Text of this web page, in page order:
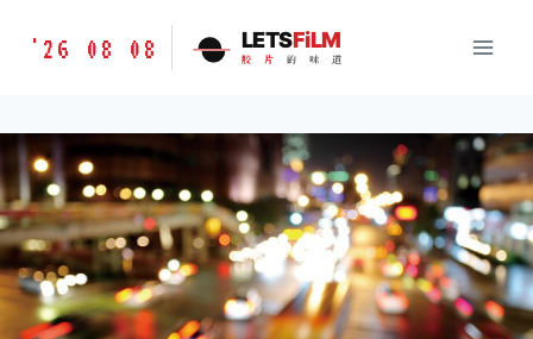
胶
味
道
LETSFILM
'26 08 08 LETSFiLM
胶 片 的 味 道